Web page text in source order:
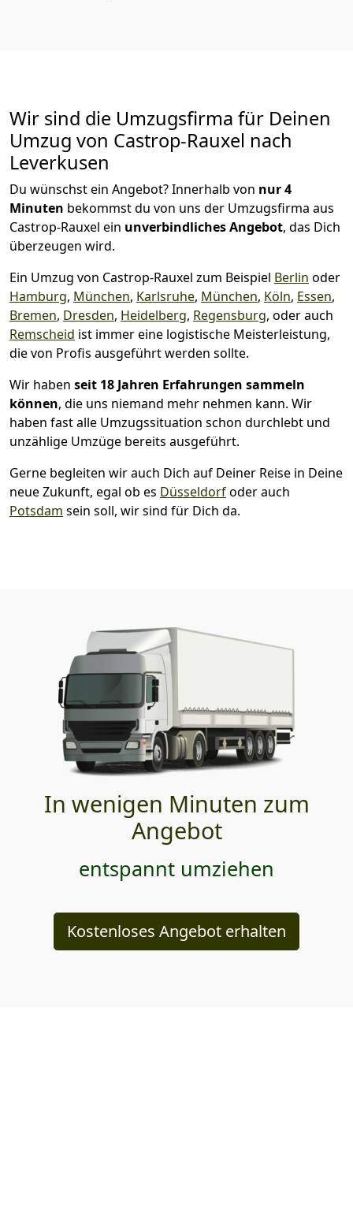
Wir sind die Umzugsfirma für Deinen
Umzug von Castrop-Rauxel nach
Leverkusen
Du wünschst ein Angebot? Innerhalb von nur 4
Minuten bekommst du von uns der Umzugsfirma aus
Castrop-Rauxel ein unverbindliches Angebot, das Dich
überzeugen wird.
Ein Umzug von Castrop-Rauxel zum Beispiel Berlin oder
Hamburg, München, Karlsruhe, München, Köln, Essen,
Bremen, Dresden, Heidelberg, Regensburg, oder auch
Remscheid ist immer eine logistische Meisterleistung,
die von Profis ausgeführt werden sollte.
Wir haben seit 18 Jahren Erfahrungen sammeln
können, die uns niemand mehr nehmen kann. Wir
haben fast alle Umzugssituation schon durchlebt und
unzählige Umzüge bereits ausgeführt.
Gerne begleiten wir auch Dich auf Deiner Reise in Deine
neue Zukunft, egal ob es Düsseldorfoder auch
Potsdam sein soll, wir sind für Dich da.
In wenigen Minuten zum
Angebot
entspannt umziehen
Kostenloses Angebot erhalten